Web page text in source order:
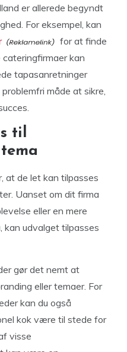
er allerede begyndt
For eksempel, kan
for at finde
kan
tapasanretninger
måde at sikre,
til
at de let kan tilpasses
Uanset om dit firma
eller en mere
kan udvalget tilpasses
gør det nemt at
eller temaer. For
kan du også
kok være til stede for
visse